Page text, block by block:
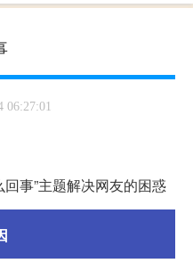
06:27:01
回事”主题解决网友的困惑